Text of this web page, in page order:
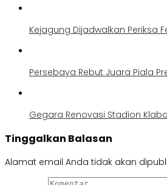
Kejagung Dijadwalkan Periksa
Persebaya Rebut Juara Piala
Gegara Renovasi Stadion
Tinggalkan Balasan
Alamat email Anda tidak akan